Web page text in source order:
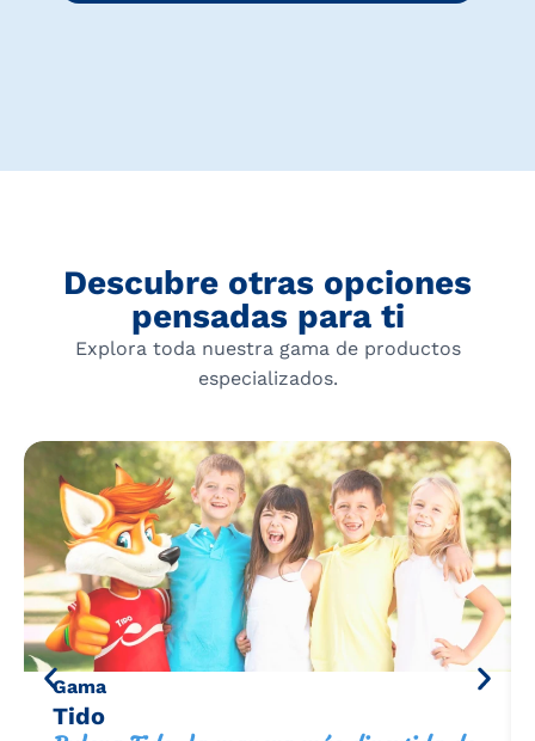
Descubre otras opciones
pensadas para ti
Explora toda nuestra gama de productos
especializados.
Gama
Tido